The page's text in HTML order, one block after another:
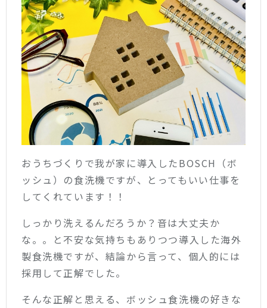
おうちづくりで我が家に導入したBOSCH（ボ
ッシュ）の食洗機ですが、とってもいい仕事を
してくれています！！
しっかり洗えるんだろうか？音は大丈夫か
な。。と不安な気持ちもありつつ導入した海外
製食洗機ですが、結論から言って、個人的には
採用して正解でした。
そんな正解と思える、ボッシュ食洗機の好きな